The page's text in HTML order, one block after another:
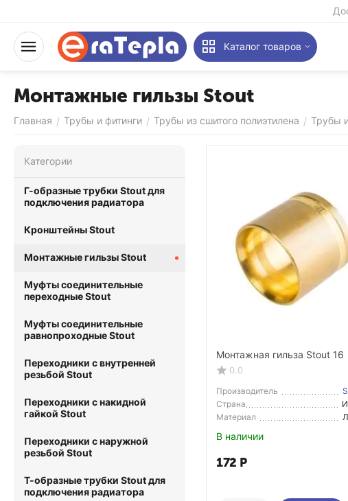
Каталог товаров
Монтажные гильзы Stout
Главная / Трубы и фитинги / Трубы из сшитого полиэтилена / Трубы
Монтажная гильза Stout 16
0.0
Производитель
Страна
Производитель
Материал
В наличии
172 Р
Категории
Г-образные трубки Stout для
подключения радиатора
Кронштейны Stout
Монтажные гильзы Stout
Муфты соединительные
переходные Stout
Муфты соединительные
равнопроходные Stout
Переходники с внутренней
резьбой Stout
Переходники с накидной
гайкой Stout
Переходники с наружной
резьбой Stout
Т-образные трубки Stout для
подключения радиатора